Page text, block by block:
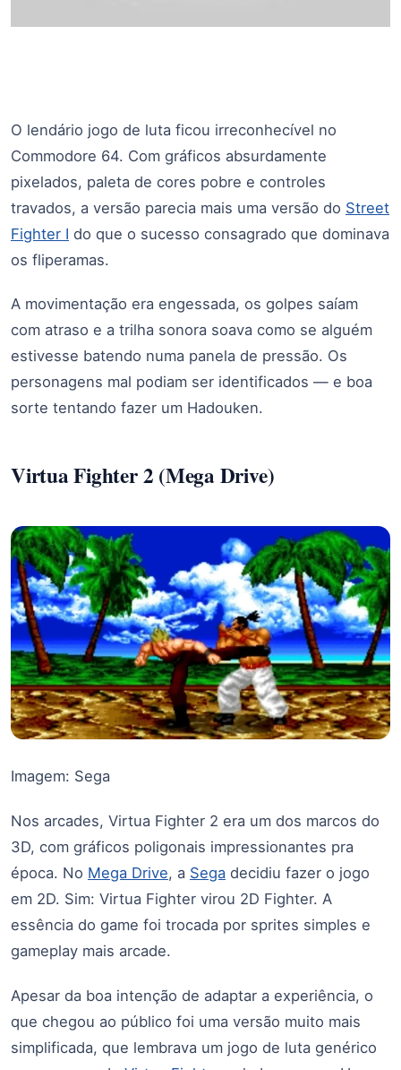
O lendário jogo de luta ficou irreconhecível no
Commodore 64. Com gráficos absurdamente
pixelados, paleta de cores pobre e controles
travados, a versão parecia mais uma versão do Street
Fighter I do que o sucesso consagrado que dominava
os fliperamas.
A movimentação era engessada, os golpes saíam
com atraso e a trilha sonora soava como se alguém
estivesse batendo numa panela de pressão. Os
personagens mal podiam ser identificados — e boa
sorte tentando fazer um Hadouken.
Virtua Fighter 2 (Mega Drive)
Imagem: Sega
Nos arcades, Virtua Fighter 2 era um dos marcos do
3D, com gráficos poligonais impressionantes pra
época. No Mega Drive, a Sega decidiu fazer o jogo
em 2D. Sim: Virtua Fighter virou 2D Fighter. A
essência do game foi trocada por sprites simples e
gameplay mais arcade.
Apesar da boa intenção de adaptar a experiência, o
que chegou ao público foi uma versão muito mais
simplificada, que lembrava um jogo de luta genérico